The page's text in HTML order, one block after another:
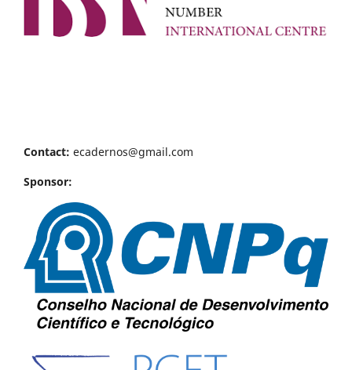
Contact: ecadernos@gmail.com
Sponsor: